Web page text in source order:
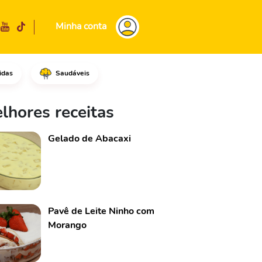
Minha conta
Saudáveis
receitas
Gelado de Abacaxi
Pavê de Leite Ninho com
Morango